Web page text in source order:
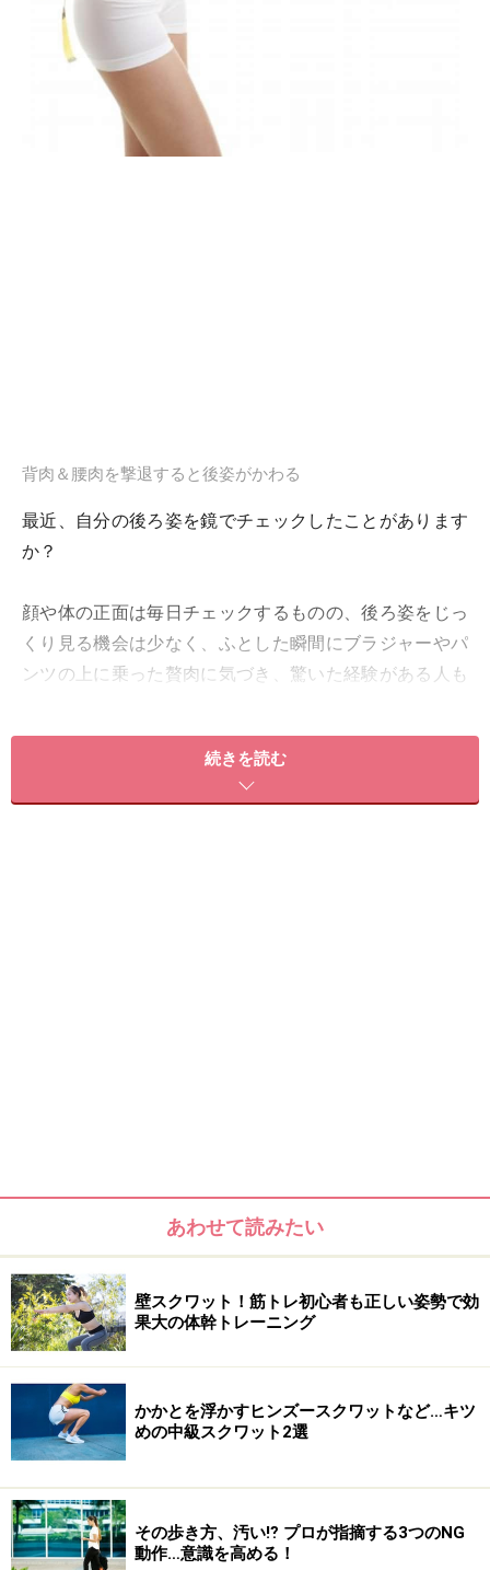
背肉＆腰肉を撃退すると後姿がかわる
最近、自分の後ろ姿を鏡でチェックしたことがあります
か？
顔や体の正面は毎日チェックするものの、後ろ姿をじっ
くり見る機会は少なく、ふとした瞬間にブラジャーやパ
ンツの上に乗った贅肉に気づき、驚いた経験がある人も
人からはしっかり見られているもの！ しかも、背肉＆腰
肉は老けた印象にもつながるので、速やかに撃退したい
＜目次＞
背肉＆腰肉の原因
背肉＆腰肉を速やかに撃退するストレッチ！
背肉＆腰肉の原因
まず、背肉や腰肉が付く主な原因として、年齢や運動不
続きを読む
あわせて読みたい
壁スクワット！筋トレ初心者も正しい姿勢で効
果大の体幹トレーニング
かかとを浮かすヒンズースクワットなど…キツ
めの中級スクワット2選
その歩き方、汚い⁉ プロが指摘する3つのNG
動作…意識を高める！